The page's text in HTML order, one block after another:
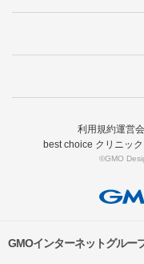
利用規約運営
best choice クリニッ
©GMO
GMOインターネットグルー